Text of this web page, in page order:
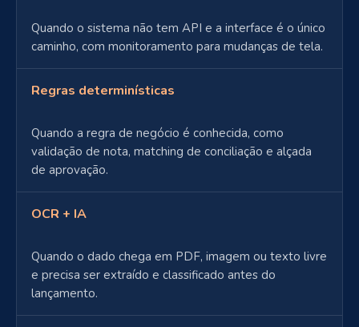
Quando o sistema não tem API e a interface é o único
caminho, com monitoramento para mudanças de tela.
Regras determinísticas
Quando a regra de negócio é conhecida, como
validação de nota, matching de conciliação e alçada
de aprovação.
OCR + IA
Quando o dado chega em PDF, imagem ou texto livre
e precisa ser extraído e classificado antes do
lançamento.